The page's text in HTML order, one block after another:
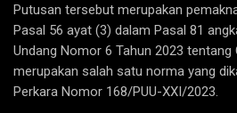
Putusan tersebut merupakan
Pasal 56 ayat (3) dalam Pasal 81
Undang Nomor 6 Tahun 2023 tentang
merupakan salah satu norma yang
Perkara Nomor 168/PUU-XXI/2023.